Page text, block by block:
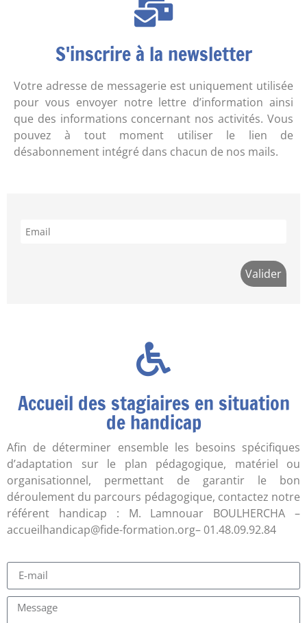
S'inscrire à la newsletter
Votre adresse de messagerie est uniquement utilisée
pour vous envoyer notre lettre d’information ainsi
que des informations concernant nos activités. Vous
pouvez à tout moment utiliser le lien de
désabonnement intégré dans chacun de nos mails.
Accueil des stagiaires en situation
de handicap
Afin de déterminer ensemble les besoins spécifiques
d’adaptation sur le plan pédagogique, matériel ou
organisationnel, permettant de garantir le bon
déroulement du parcours pédagogique, contactez notre
référent handicap : M. Lamnouar BOULHERCHA –
accueilhandicap@fide-formation.org– 01.48.09.92.84